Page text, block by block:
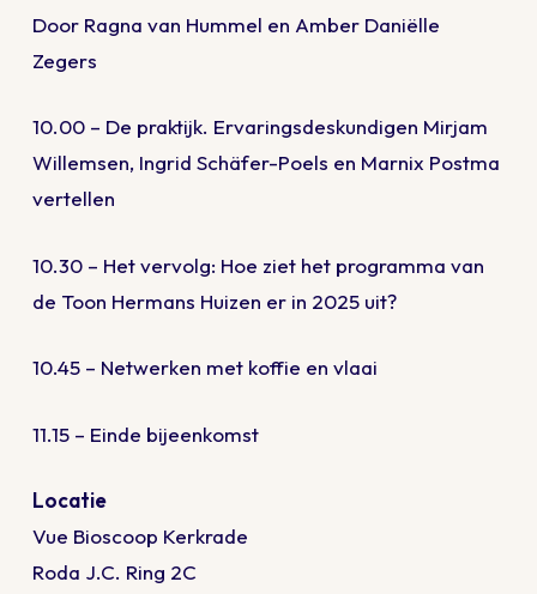
Door Ragna van Hummel en Amber Daniëlle
Zegers
10.00 – De praktijk. Ervaringsdeskundigen Mirjam
Willemsen, Ingrid Schäfer-Poels en Marnix Postma
vertellen
10.30 – Het vervolg: Hoe ziet het programma van
de Toon Hermans Huizen er in 2025 uit?
10.45 – Netwerken met koffie en vlaai
11.15 – Einde bijeenkomst
Locatie
Vue Bioscoop Kerkrade
Roda J.C. Ring 2C